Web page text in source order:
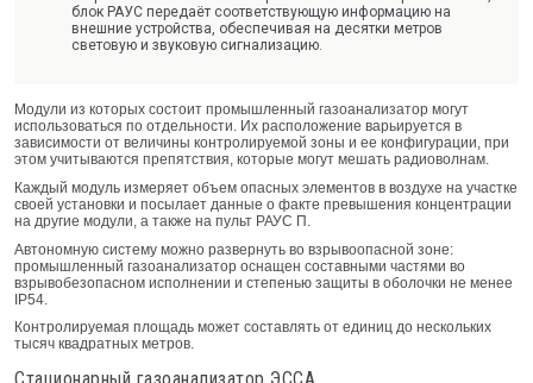
блок РАУС передаёт соответствующую информацию на
внешние устройства, обеспечивая на десятки метров
световую и звуковую сигнализацию.
Модули из которых состоит промышленный газоанализатор могут
использоваться по отдельности. Их расположение варьируется в
зависимости от величины контролируемой зоны и ее конфигурации, при
этом учитываются препятствия, которые могут мешать радиоволнам.
Каждый модуль измеряет объем опасных элементов в воздухе на участке
своей установки и посылает данные о факте превышения концентрации
на другие модули, а также на пульт РАУС П.
Автономную систему можно развернуть во взрывоопасной зоне:
промышленный газоанализатор оснащен составными частями во
взрывобезопасном исполнении и степенью защиты в оболочки не менее
IP54.
Контролируемая площадь может составлять от единиц до нескольких
тысяч квадратных метров.